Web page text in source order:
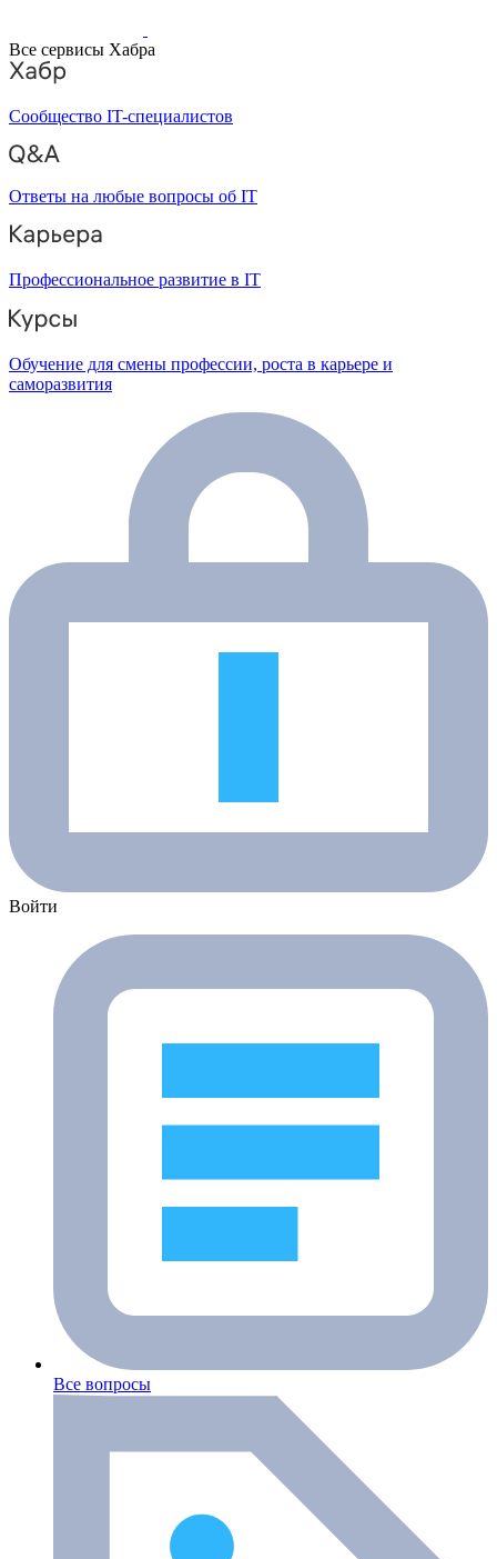
Все сервисы Хабра
Сообщество IT-специалистов
Ответы на любые вопросы об IT
Профессиональное развитие в IT
Обучение для смены профессии, роста в карьере и
саморазвития
Войти
Все вопросы